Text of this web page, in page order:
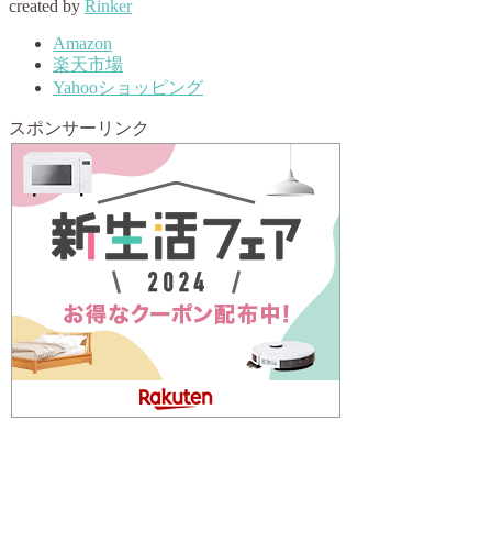
created by Rinker
Amazon
楽天市場
Yahooショッピング
スポンサーリンク